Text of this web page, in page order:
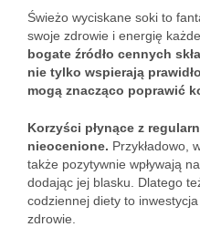
Świeżo wyciskane soki to
swoje zdrowie i energię
bogate źródło cennych
nie tylko wspierają
mogą znacząco poprawić
Korzyści płynące z
nieocenione. Przykładowo,
także pozytywnie wpływają
dodając jej blasku. Dlatego
codziennej diety to
zdrowie.